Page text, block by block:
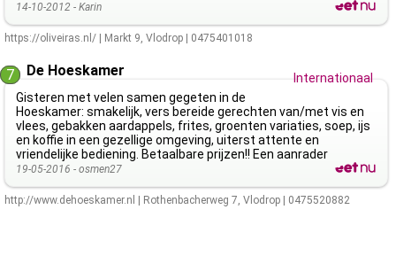
14-10-2012 - Karin
https://oliveiras.nl/ Markt 9, Vlodrop 0475401018
7 De Hoeskamer
Internationaal
Gisteren met velen samen gegeten in de
Hoeskamer: smakelijk, vers bereide gerechten van/met vis en
vlees, gebakken aardappels, frites, groenten variaties, soep, ijs
en koffie in een gezellige omgeving, uiterst attente en
vriendelijke bediening. Betaalbare prijzen!! Een aanrader
19-05-2016 - osmen27
http://www.dehoeskamer.nl Rothenbacherweg 7, Vlodrop 0475520882